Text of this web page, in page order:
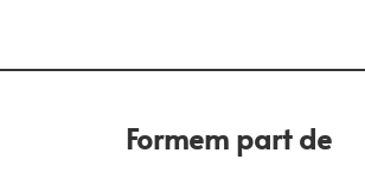
Formem part de